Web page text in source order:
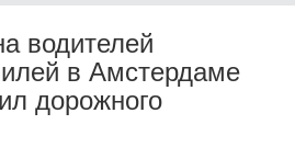
водителей
в Амстердаме
дорожного